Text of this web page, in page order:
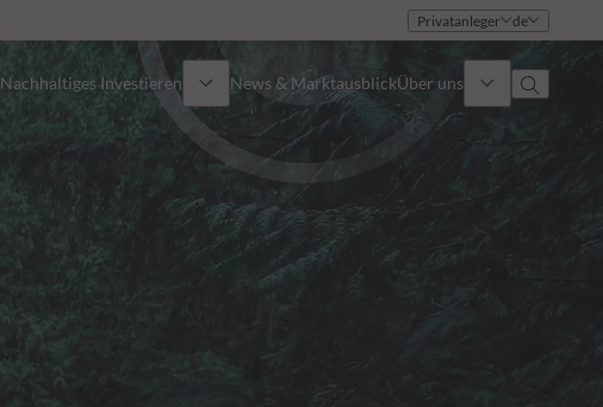
Privatanleger de
Nachhaltiges Investieren
Ansatz
Publikationen
News & MarktausblickÜber uns